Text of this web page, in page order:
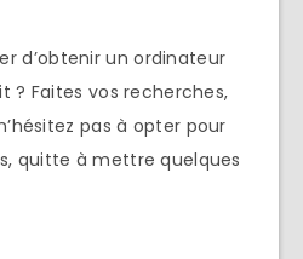
d’obtenir un ordinateur
? Faites vos recherches,
pas à opter pour
quitte à mettre quelques